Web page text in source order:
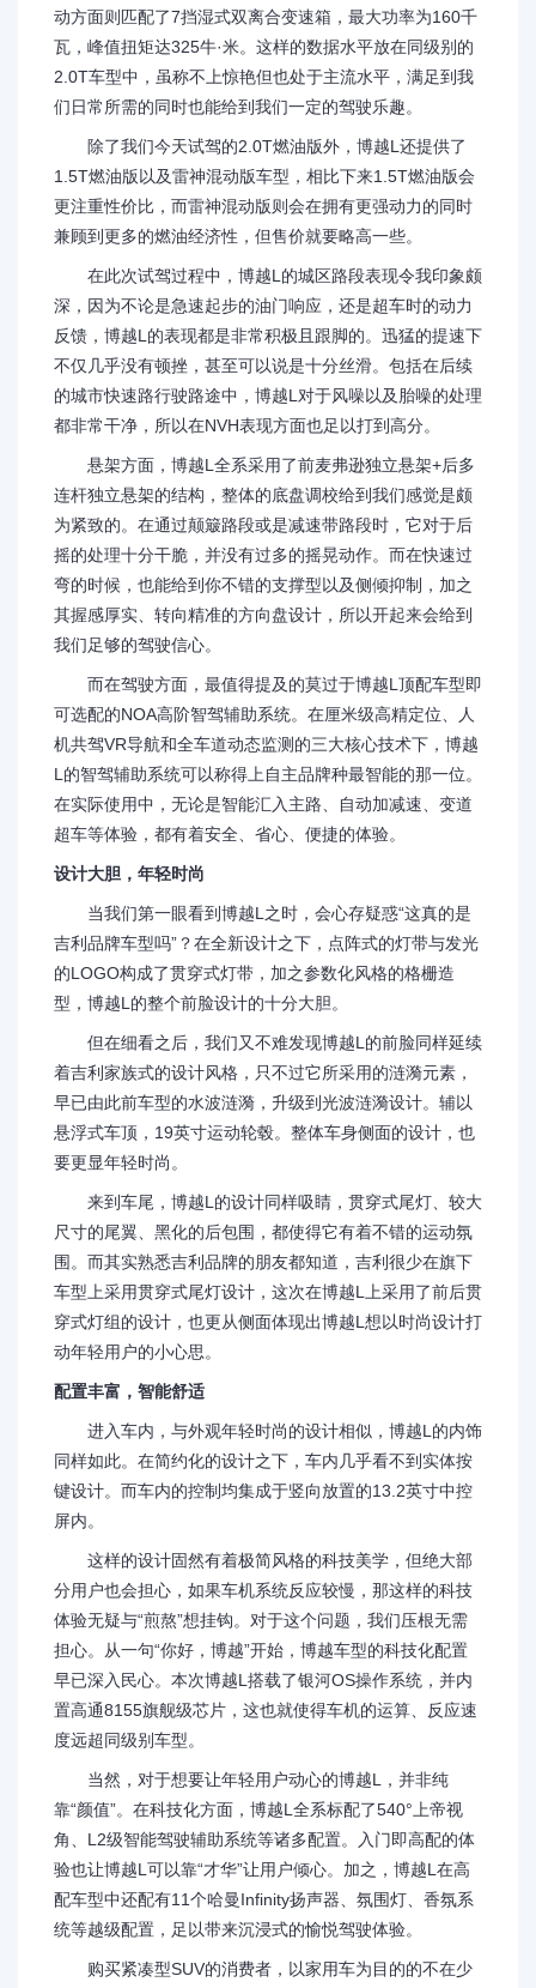
动方面则匹配了7挡湿式双离合变速箱，最大功率为160千
瓦，峰值扭矩达325牛·米。这样的数据水平放在同级别的
2.0T车型中，虽称不上惊艳但也处于主流水平，满足到我
们日常所需的同时也能给到我们一定的驾驶乐趣。
除了我们今天试驾的2.0T燃油版外，博越L还提供了
1.5T燃油版以及雷神混动版车型，相比下来1.5T燃油版会
更注重性价比，而雷神混动版则会在拥有更强动力的同时
兼顾到更多的燃油经济性，但售价就要略高一些。
在此次试驾过程中，博越L的城区路段表现令我印象颇
深，因为不论是急速起步的油门响应，还是超车时的动力
反馈，博越L的表现都是非常积极且跟脚的。迅猛的提速下
不仅几乎没有顿挫，甚至可以说是十分丝滑。包括在后续
的城市快速路行驶路途中，博越L对于风噪以及胎噪的处理
都非常干净，所以在NVH表现方面也足以打到高分。
悬架方面，博越L全系采用了前麦弗逊独立悬架+后多
连杆独立悬架的结构，整体的底盘调校给到我们感觉是颇
为紧致的。在通过颠簸路段或是减速带路段时，它对于后
摇的处理十分干脆，并没有过多的摇晃动作。而在快速过
弯的时候，也能给到你不错的支撑型以及侧倾抑制，加之
其握感厚实、转向精准的方向盘设计，所以开起来会给到
我们足够的驾驶信心。
而在驾驶方面，最值得提及的莫过于博越L顶配车型即
可选配的NOA高阶智驾辅助系统。在厘米级高精定位、人
机共驾VR导航和全车道动态监测的三大核心技术下，博越
L的智驾辅助系统可以称得上自主品牌种最智能的那一位。
在实际使用中，无论是智能汇入主路、自动加减速、变道
超车等体验，都有着安全、省心、便捷的体验。
设计大胆，年轻时尚
当我们第一眼看到博越L之时，会心存疑惑“这真的是
吉利品牌车型吗”？在全新设计之下，点阵式的灯带与发光
的LOGO构成了贯穿式灯带，加之参数化风格的格栅造
型，博越L的整个前脸设计的十分大胆。
但在细看之后，我们又不难发现博越L的前脸同样延续
着吉利家族式的设计风格，只不过它所采用的涟漪元素，
早已由此前车型的水波涟漪，升级到光波涟漪设计。辅以
悬浮式车顶，19英寸运动轮毂。整体车身侧面的设计，也
要更显年轻时尚。
来到车尾，博越L的设计同样吸睛，贯穿式尾灯、较大
尺寸的尾翼、黑化的后包围，都使得它有着不错的运动氛
围。而其实熟悉吉利品牌的朋友都知道，吉利很少在旗下
车型上采用贯穿式尾灯设计，这次在博越L上采用了前后贯
穿式灯组的设计，也更从侧面体现出博越L想以时尚设计打
动年轻用户的小心思。
配置丰富，智能舒适
进入车内，与外观年轻时尚的设计相似，博越L的内饰
同样如此。在简约化的设计之下，车内几乎看不到实体按
键设计。而车内的控制均集成于竖向放置的13.2英寸中控
屏内。
这样的设计固然有着极简风格的科技美学，但绝大部
分用户也会担心，如果车机系统反应较慢，那这样的科技
体验无疑与“煎熬”想挂钩。对于这个问题，我们压根无需
担心。从一句“你好，博越”开始，博越车型的科技化配置
早已深入民心。本次博越L搭载了银河OS操作系统，并内
置高通8155旗舰级芯片，这也就使得车机的运算、反应速
度远超同级别车型。
当然，对于想要让年轻用户动心的博越L，并非纯
靠“颜值”。在科技化方面，博越L全系标配了540°上帝视
角、L2级智能驾驶辅助系统等诸多配置。入门即高配的体
验也让博越L可以靠“才华”让用户倾心。加之，博越L在高
配车型中还配有11个哈曼Infinity扬声器、氛围灯、香氛系
统等越级配置，足以带来沉浸式的愉悦驾驶体验。
购买紧凑型SUV的消费者，以家用车为目的的不在少